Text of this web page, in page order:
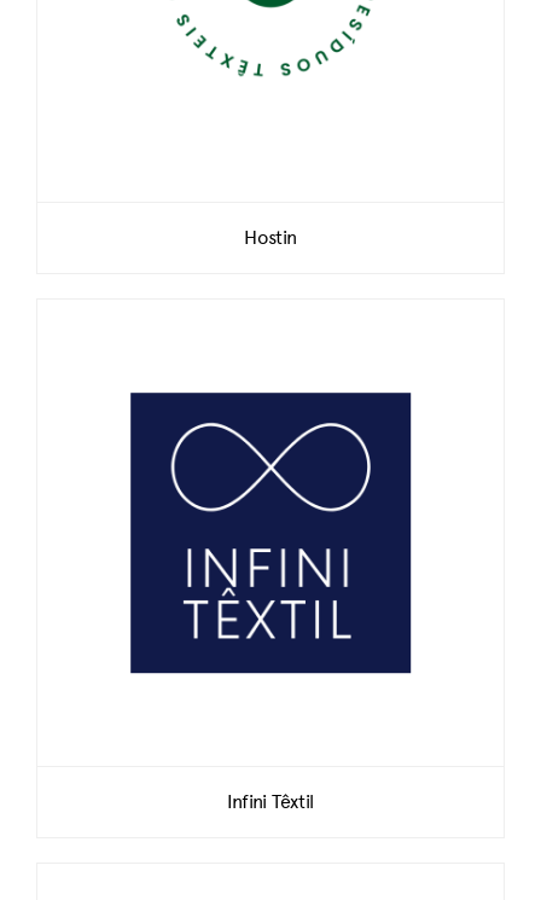
Hostin
Infini Têxtil